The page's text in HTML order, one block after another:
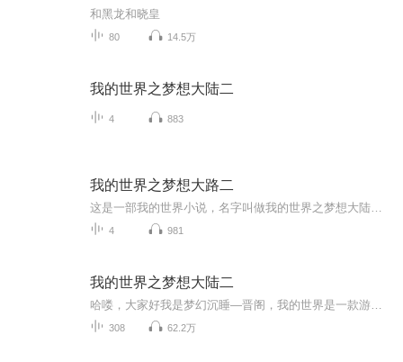
和黑龙和晓皇
80 14.5万
我的世界之梦想大陆二
4 883
我的世界之梦想大路二
4 981
我的世界之梦想大陆二
308 62.2万